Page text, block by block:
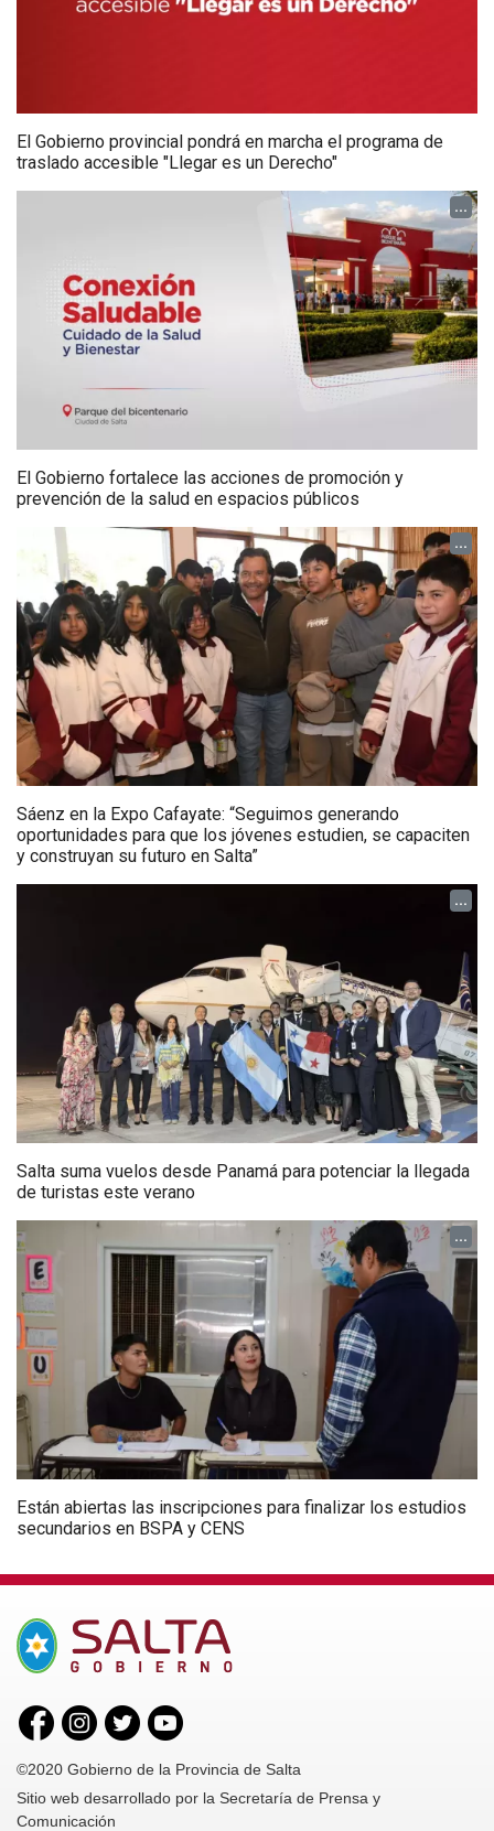
El Gobierno provincial pondrá en marcha el programa de
traslado accesible "Llegar es un Derecho"
...
El Gobierno fortalece las acciones de promoción y
prevención de la salud en espacios públicos
...
Sáenz en la Expo Cafayate: “Seguimos generando
oportunidades para que los jóvenes estudien, se capaciten
y construyan su futuro en Salta”
...
Salta suma vuelos desde Panamá para potenciar la llegada
de turistas este verano
...
Están abiertas las inscripciones para finalizar los estudios
secundarios en BSPA y CENS
©2020 Gobierno de la Provincia de Salta
Sitio web desarrollado por la Secretaría de Prensa y
Comunicación